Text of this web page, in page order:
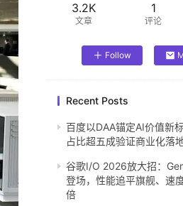
3.2K
文章
1
评论
Follow
Recent Posts
百度以DAA锚定AI价值新
占比超五成验证商业化落
谷歌I/O 2026放大招：
登场，性能追平旗舰、速
倍